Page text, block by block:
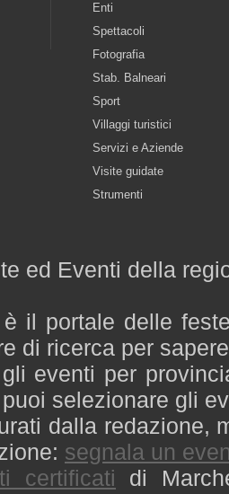
Enti
Spettacoli
Fotografia
Stab. Balneari
Sport
Villaggi turistici
Servizi e Aziende
Visite guidate
Strumenti
ed Eventi della
il portale delle
di ricerca per
eventi per
selezionare gli
dalla redazione,
segnala un
certificati di